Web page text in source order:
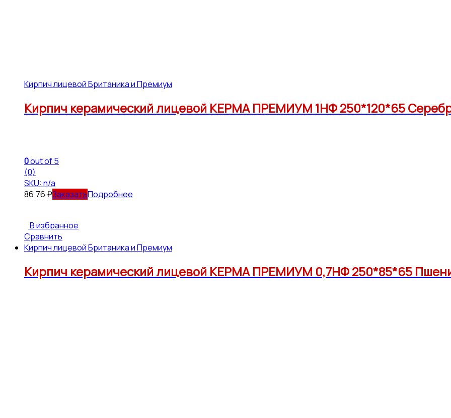
Кирпич лицевой Британика и Премиум
Кирпич керамический лицевой КЕРМА ПРЕМИУМ 1НФ 250*120*65
0out of 5
(0)
SKU: n/a
86.76 ₽ Подробнее
В избранное
Сравнить
Кирпич лицевой Британика и Премиум
Кирпич керамический лицевой КЕРМА ПРЕМИУМ 0,7НФ 250*85*65